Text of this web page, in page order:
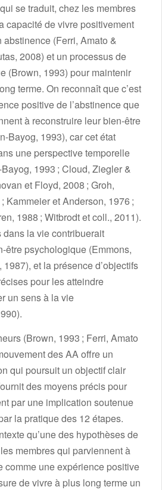
se traduit, chez les membres
capacité de vivre positivement
(Ferri, Amato &
2008) et un processus de
(Brown, 1993) pour maintenir
terme. On reconnaît que c’est
positive de l’abstinence que
à reconstruire leur bien-être
Bayog, 1993), car cet état
une perspective temporelle
1993 ; Cloud, Ziegler &
et Floyd, 2008 ; Groh,
Kammeier et Anderson, 1976 ;
1988 ; Witbrodt et coll., 2011).
la vie contribuerait
être psychologique (Emmons,
et la présence d’objectifs
pour les atteindre
un sens à la vie
(Brown, 1993 ; Ferri, Amato
des AA offre un
qui poursuit un objectif clair
des moyens précis pour
par une implication soutenue
la pratique des 12 étapes.
qu’une des hypothèses de
membres qui parviennent à
comme une expérience positive
de vivre à plus long terme un